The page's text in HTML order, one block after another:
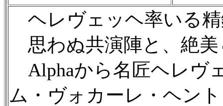
ヘレヴェッヘ率いる
思わぬ共演陣と、絶美
Alphaから名匠ヘレヴ
ム・ヴォカーレ・ヘン